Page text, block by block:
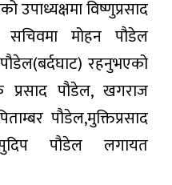
उपाध्यक्षमा विष्णुप्रसाद
सचिवमा मोहन पौडेल
पौडेल(बर्दघाट) रहनुभएको
पौडेल, खगराज
पौडेल,मुक्तिप्रसाद
पौडेल लगायत